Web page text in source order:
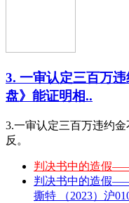
3. 一审认定三百万
盘》能证明相..
3.一审认定三百万违约
反。
判决书中的造假
判决书中的造假
撕特 （2023）沪